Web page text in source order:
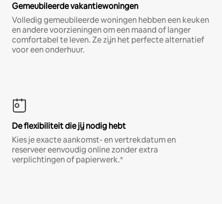
Gemeubileerde vakantiewoningen
Volledig gemeubileerde woningen hebben een keuken
en andere voorzieningen om een maand of langer
comfortabel te leven. Ze zijn het perfecte alternatief
voor een onderhuur.
De flexibiliteit die jij nodig hebt
Kies je exacte aankomst- en vertrekdatum en
reserveer eenvoudig online zonder extra
verplichtingen of papierwerk.*